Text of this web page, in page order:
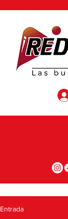
Entrada